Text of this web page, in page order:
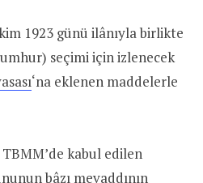
1923 günü ilânıyla birlikte
seçimi için izlenecek
‘na eklenen maddelerle
kabul edilen
bâzı mevaddının